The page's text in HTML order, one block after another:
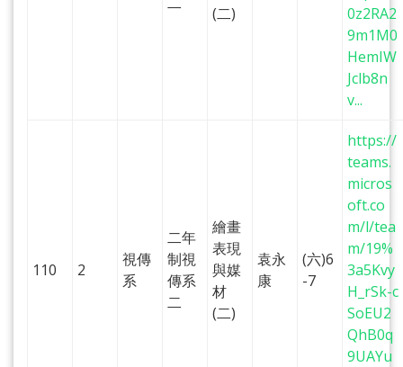
(二)
0z2RA2
9m1M0
HemIW
Jclb8n
v...
110 2
視傳
系
二年
制視
傳系
二
繪畫
表現
與媒
材
(二)
袁永
康
(六)6
-7
https://
teams.
micros
oft.co
m/l/tea
m/19%
3a5Kvy
H_rSk-c
SoEU2
QhB0q
9UAYu